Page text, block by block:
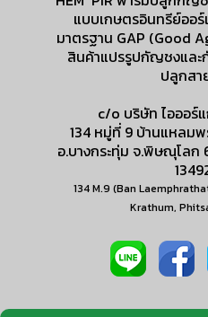
แบบเกษตรอินทรีย์ออ
มาตรฐาน GAP (Good
สินค้าแปรรูปกัญชงแล
ปลูกสา
c/o บริษัท ไอออร์
134 หมู่ที่ 9 บ้านแหลม
อ.บางกระทุ่ม จ.พิษณุโลก
134 M.9 (Ban
Krathum,